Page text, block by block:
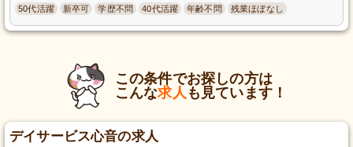
50代活躍 新卒可 学歴不問 40代活躍 年齢不問 残業ほぼなし
この条件でお探しの方は
こんな求人 も見ています！
デイサービス心音の求人